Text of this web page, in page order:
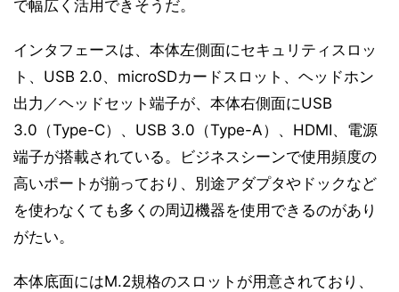
で幅広く活用できそうだ。
インタフェースは、本体左側面にセキュリティスロッ
ト、USB 2.0、microSDカードスロット、ヘッドホン
出力／ヘッドセット端子が、本体右側面にUSB
3.0（Type-C）、USB 3.0（Type-A）、HDMI、電源
端子が搭載されている。ビジネスシーンで使用頻度の
高いポートが揃っており、別途アダプタやドックなど
を使わなくても多くの周辺機器を使用できるのがあり
がたい。
本体底面にはM.2規格のスロットが用意されており、